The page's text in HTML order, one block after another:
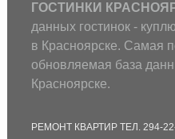
ГОСТИНКИ
данных гостинок -
в Красноярске. Самая
обновляемая база
Красноярске.
РЕМОНТ КВАРТИР ТЕЛ. 294-